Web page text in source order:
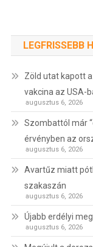
LEGFRISSEBB
Zöld utat kapott
vakcina az USA-
augusztus 6, 2026
Szombattól már
érvényben az
augusztus 6, 2026
Avartűz miatt
szakaszán
augusztus 6, 2026
Újabb erdélyi
augusztus 6, 2026